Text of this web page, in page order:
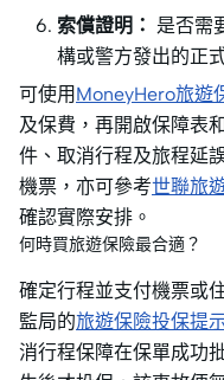
索償證明： 是否需
構或警方發出的正
可使用 MoneyHero旅遊
及保費，再開啟保障表
件、取消行程及旅程延
機票，亦可參考世聯旅
確認實際安排。
何時買旅遊保險最合適？
確定行程並支付機票或
監局的旅遊保險投保提
消行程保障在保單成功